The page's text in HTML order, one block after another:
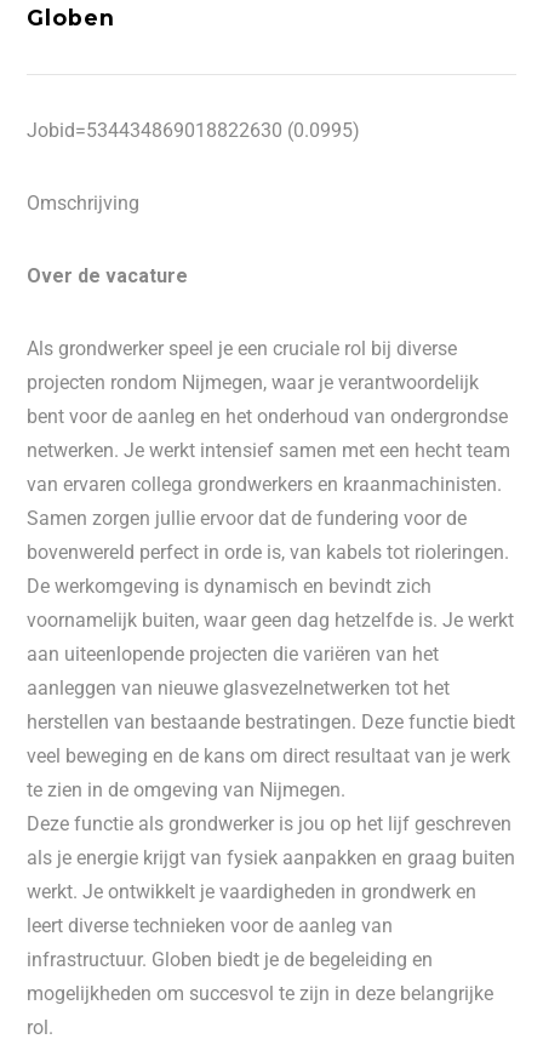
Globen
Jobid=534434869018822630 (0.0995)
Omschrijving
Over de vacature
Als grondwerker speel je een cruciale rol bij diverse
projecten rondom Nijmegen, waar je verantwoordelijk
bent voor de aanleg en het onderhoud van ondergrondse
netwerken. Je werkt intensief samen met een hecht team
van ervaren collega grondwerkers en kraanmachinisten.
Samen zorgen jullie ervoor dat de fundering voor de
bovenwereld perfect in orde is, van kabels tot rioleringen.
De werkomgeving is dynamisch en bevindt zich
voornamelijk buiten, waar geen dag hetzelfde is. Je werkt
aan uiteenlopende projecten die variëren van het
aanleggen van nieuwe glasvezelnetwerken tot het
herstellen van bestaande bestratingen. Deze functie biedt
veel beweging en de kans om direct resultaat van je werk
te zien in de omgeving van Nijmegen.
Deze functie als grondwerker is jou op het lijf geschreven
als je energie krijgt van fysiek aanpakken en graag buiten
werkt. Je ontwikkelt je vaardigheden in grondwerk en
leert diverse technieken voor de aanleg van
infrastructuur. Globen biedt je de begeleiding en
mogelijkheden om succesvol te zijn in deze belangrijke
rol.